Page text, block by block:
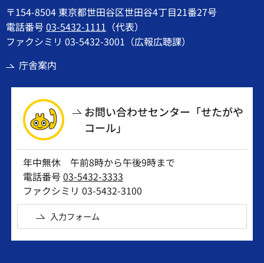
〒154-8504 東京都世田谷区世田谷4丁目21番27号
電話番号03-5432-1111 （代表）
ファクシミリ 03-5432-3001（広報広聴課）
庁舎案内
お問い合わせセンター「せたがや
コール」
年中無休 午前8時から午後9時まで
電話番号03-5432-3333
ファクシミリ 03-5432-3100
入力フォーム